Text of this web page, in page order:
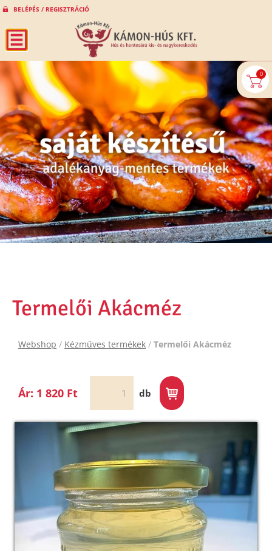
BELÉPÉS / REGISZTRÁCIÓ
0
Termelői Akácméz
Webshop / Kézműves termékek / Termelői Akácméz
Ár: 1 820 Ft db